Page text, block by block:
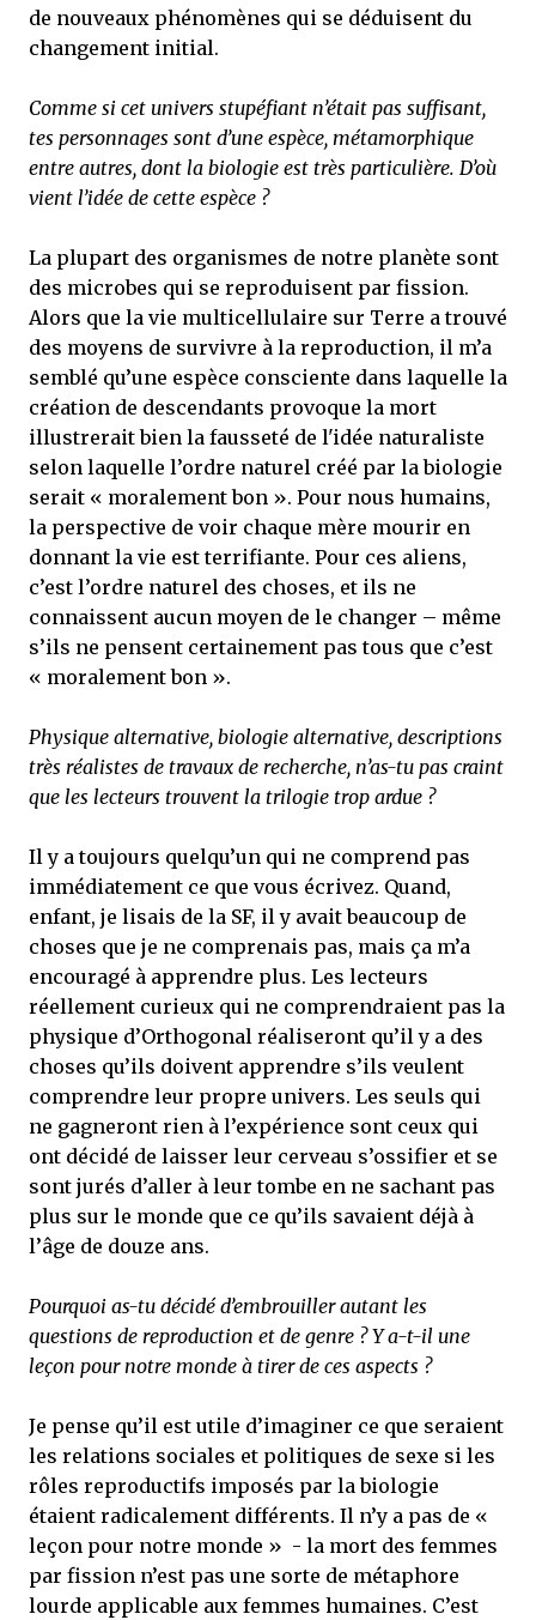
de nouveaux phénomènes qui se déduisent du
changement initial.
Comme si cet univers stupéfiant n’était pas suffisant,
tes personnages sont d’une espèce, métamorphique
entre autres, dont la biologie est très particulière. D’où
vient l’idée de cette espèce ?
La plupart des organismes de notre planète sont
des microbes qui se reproduisent par fission.
Alors que la vie multicellulaire sur Terre a trouvé
des moyens de survivre à la reproduction, il m’a
semblé qu’une espèce consciente dans laquelle la
création de descendants provoque la mort
illustrerait bien la fausseté de l'idée naturaliste
selon laquelle l’ordre naturel créé par la biologie
serait « moralement bon ». Pour nous humains,
la perspective de voir chaque mère mourir en
donnant la vie est terrifiante. Pour ces aliens,
c’est l’ordre naturel des choses, et ils ne
connaissent aucun moyen de le changer – même
s’ils ne pensent certainement pas tous que c’est
« moralement bon ».
Physique alternative, biologie alternative, descriptions
très réalistes de travaux de recherche, n’as-tu pas craint
que les lecteurs trouvent la trilogie trop ardue ?
Il y a toujours quelqu’un qui ne comprend pas
immédiatement ce que vous écrivez. Quand,
enfant, je lisais de la SF, il y avait beaucoup de
choses que je ne comprenais pas, mais ça m’a
encouragé à apprendre plus. Les lecteurs
réellement curieux qui ne comprendraient pas la
physique d’Orthogonal réaliseront qu’il y a des
choses qu’ils doivent apprendre s’ils veulent
comprendre leur propre univers. Les seuls qui
ne gagneront rien à l’expérience sont ceux qui
ont décidé de laisser leur cerveau s’ossifier et se
sont jurés d’aller à leur tombe en ne sachant pas
plus sur le monde que ce qu’ils savaient déjà à
l’âge de douze ans.
Pourquoi as-tu décidé d’embrouiller autant les
questions de reproduction et de genre ? Y a-t-il une
leçon pour notre monde à tirer de ces aspects ?
Je pense qu’il est utile d’imaginer ce que seraient
les relations sociales et politiques de sexe si les
rôles reproductifs imposés par la biologie
étaient radicalement différents. Il n’y a pas de «
leçon pour notre monde » - la mort des femmes
par fission n’est pas une sorte de métaphore
lourde applicable aux femmes humaines. C’est